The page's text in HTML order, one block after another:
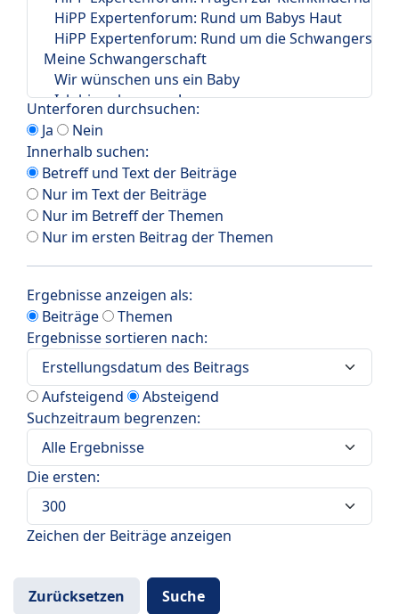
Unterforen durchsuchen:
Ja
Nein
Innerhalb suchen:
Betreff und Text der Beiträge
Nur im Text der Beiträge
Nur im Betreff der Themen
Nur im ersten Beitrag der Themen
Ergebnisse anzeigen als:
Beiträge
Themen
Ergebnisse sortieren nach:
Aufsteigend
Absteigend
Suchzeitraum begrenzen:
Die ersten:
Zeichen der Beiträge anzeigen